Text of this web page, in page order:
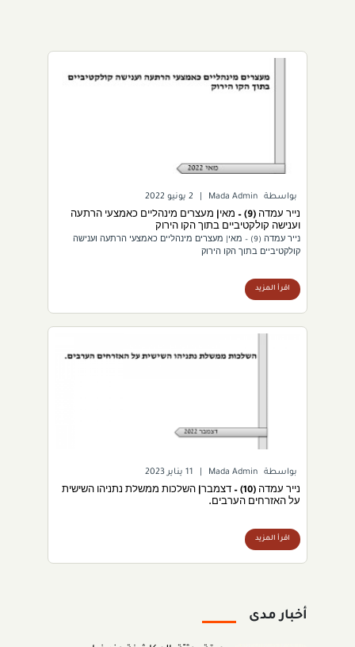
بواسطة Mada Admin 2 يونيو 2022
נייר עמדה (9) – מאי| מעצרים מינהליים כאמצעי הרתעה
וענישה קולקטיביים בתוך הקו הירוק
נייר עמדה (9) – מאי| מעצרים מינהליים כאמצעי הרתעה וענישה
קולקטיביים בתוך הקו הירוק
اقرأ المزيد
بواسطة Mada Admin 11 يناير 2023
נייר עמדה (10) – דצמבר| השלכות ממשלת נתניהו השישית
על האזרחים הערבים.
اقرأ المزيد
أخبار مدى